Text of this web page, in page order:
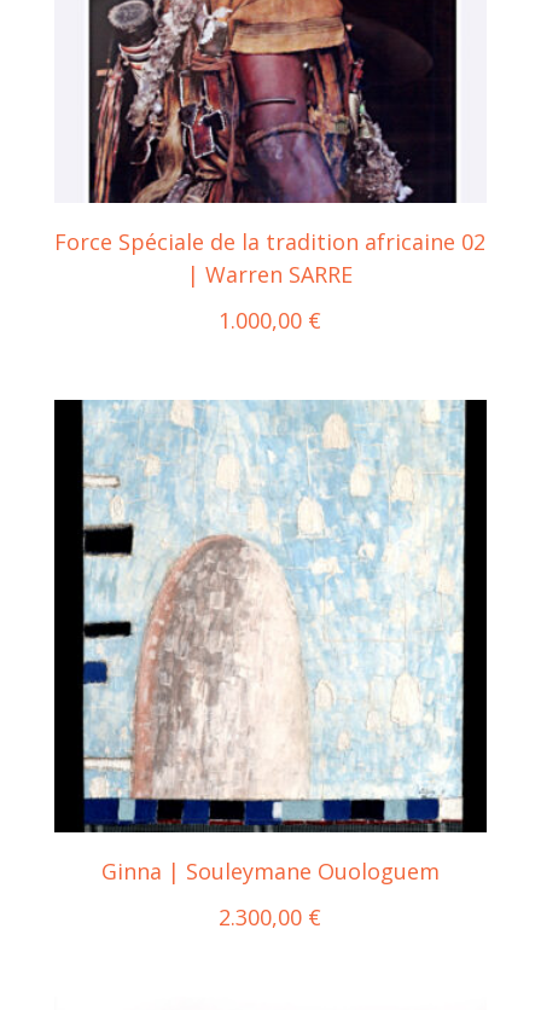
Force Spéciale de la tradition africaine 02
| Warren SARRE
1.000,00 €
Ginna | Souleymane Ouologuem
2.300,00 €